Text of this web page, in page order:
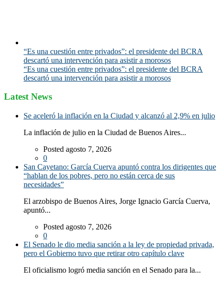
“Es una cuestión entre privados”: el presidente del BCRA
descartó una intervención para asistir a morosos
“Es una cuestión entre privados”: el presidente del BCRA
descartó una intervención para asistir a morosos
Latest News
Se aceleró la inflación en la Ciudad y alcanzó al 2,9% en julio
La inflación de julio en la Ciudad de Buenos Aires...
Posted agosto 7, 2026
0
San Cayetano: García Cuerva apuntó contra los dirigentes que
“hablan de los pobres, pero no están cerca de sus
necesidades”
El arzobispo de Buenos Aires, Jorge Ignacio García Cuerva,
apuntó...
Posted agosto 7, 2026
0
El Senado le dio media sanción a la ley de propiedad privada,
pero el Gobierno tuvo que retirar otro capítulo clave
El oficialismo logró media sanción en el Senado para la...